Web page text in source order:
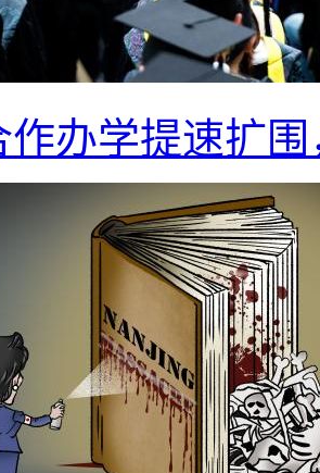
作办学提速扩